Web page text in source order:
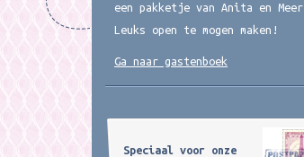
een pakketje van Anita en Meer
Leuks open te mogen maken!
Ga naar gastenboek
Speciaal voor onze